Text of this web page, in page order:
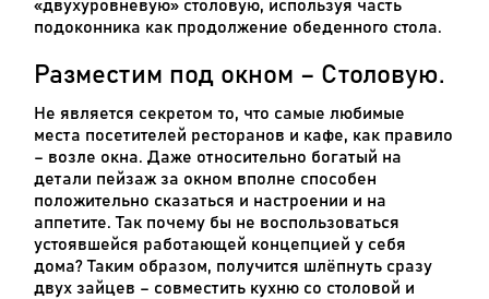
Разместим под окном – Столовую.
Не является секретом то, что самые любимые
места посетителей ресторанов и кафе, как правило
– возле окна. Даже относительно богатый на
детали пейзаж за окном вполне способен
положительно сказаться и настроении и на
аппетите. Так почему бы не воспользоваться
устоявшейся работающей концепцией у себя
дома? Таким образом, получится шлёпнуть сразу
двух зайцев – совместить кухню со столовой и
«двухуровневую» столовую, используя часть
подоконника как продолжение обеденного стола.